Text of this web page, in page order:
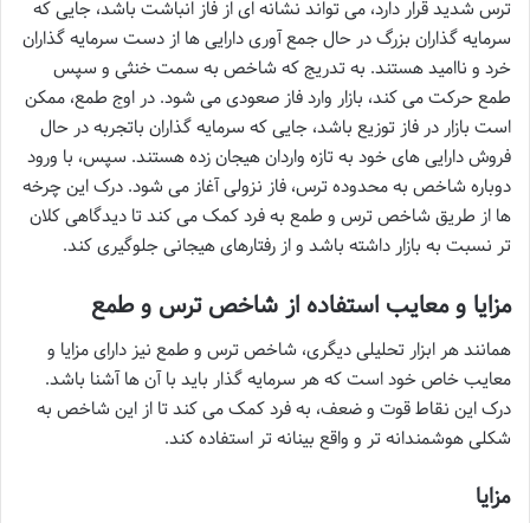
ترس شدید قرار دارد، می تواند نشانه ای از فاز انباشت باشد، جایی که
سرمایه گذاران بزرگ در حال جمع آوری دارایی ها از دست سرمایه گذاران
خرد و ناامید هستند. به تدریج که شاخص به سمت خنثی و سپس
طمع حرکت می کند، بازار وارد فاز صعودی می شود. در اوج طمع، ممکن
است بازار در فاز توزیع باشد، جایی که سرمایه گذاران باتجربه در حال
فروش دارایی های خود به تازه واردان هیجان زده هستند. سپس، با ورود
دوباره شاخص به محدوده ترس، فاز نزولی آغاز می شود. درک این چرخه
ها از طریق شاخص ترس و طمع به فرد کمک می کند تا دیدگاهی کلان
تر نسبت به بازار داشته باشد و از رفتارهای هیجانی جلوگیری کند.
مزایا و معایب استفاده از شاخص ترس و طمع
همانند هر ابزار تحلیلی دیگری، شاخص ترس و طمع نیز دارای مزایا و
معایب خاص خود است که هر سرمایه گذار باید با آن ها آشنا باشد.
درک این نقاط قوت و ضعف، به فرد کمک می کند تا از این شاخص به
شکلی هوشمندانه تر و واقع بینانه تر استفاده کند.
مزایا